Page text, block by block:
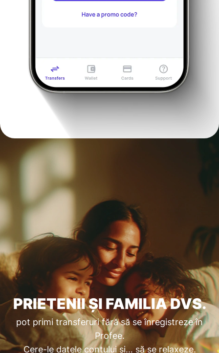
PRIETENII ȘI FAMILIA DVS.
pot primi transferuri fără să se înregistreze în
Profee.
Cere-le datele contului și… să se relaxeze.